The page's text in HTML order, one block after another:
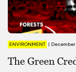
ENVIRONMENT |
The Green